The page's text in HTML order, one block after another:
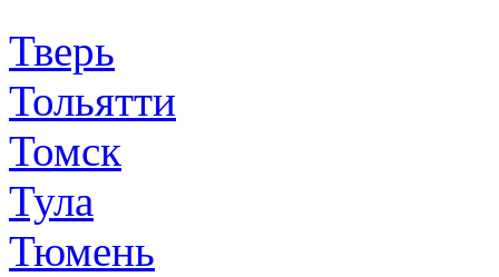
Тверь
Тольятти
Томск
Тула
Тюмень